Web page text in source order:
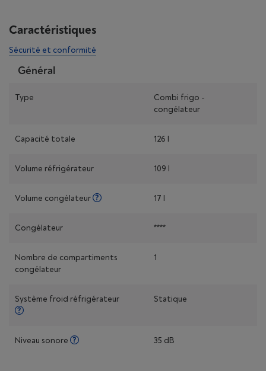
Caractéristiques
Sécurité et conformité
Général
Type
Combi frigo -
congélateur
Capacité totale 126 l
Volume réfrigérateur 109 l
Volume congélateur 17 l
Congélateur ****
Nombre de compartiments
congélateur
1
Système froid réfrigérateur Statique
Niveau sonore 35 dB